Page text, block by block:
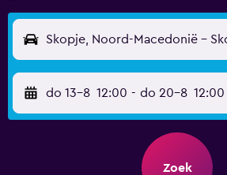
do 13-8 12:00 - do 20-8 12:00
Zoek